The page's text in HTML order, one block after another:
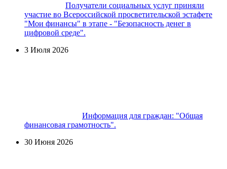
Получатели социальных услуг приняли
участие во Всероссийской просветительской эстафете
"Мои финансы" в этапе - "Безопасность денег в
цифровой среде".
3 Июля 2026
Информация для граждан: "Общая
финансовая грамотность".
30 Июня 2026